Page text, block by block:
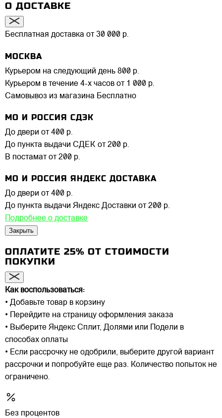
О ДОСТАВКЕ
Бесплатная доставка от 30 000 р.
МОСКВА
Курьером на следующий день 800 р.
Курьером в течение 4-х часов от 1 000 р.
Самовывоз из магазина Бесплатно
МО И РОССИЯ СДЭК
До двери от 400 р.
До пункта выдачи СДЕК от 200 р.
В постамат от 200 р.
МО И РОССИЯ ЯНДЕКС ДОСТАВКА
До двери от 400 р.
До пункта выдачи Яндекс Доставки от 200 р.
Подробнее о доставке
Закрыть
ОПЛАТИТЕ 25% ОТ СТОИМОСТИ
ПОКУПКИ
Как воспользоваться:
• Добавьте товар в корзину
• Перейдите на страницу оформления заказа
• Выберите Яндекс Сплит, Долями или Подели в
способах оплаты
• Если рассрочку не одобрили, выберите другой вариант
рассрочки и попробуйте еще раз. Количество попыток не
ограничено.
Без процентов